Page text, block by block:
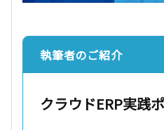
執筆者のご紹介
クラウドERP実践